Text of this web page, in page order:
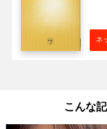
ネ
こんな